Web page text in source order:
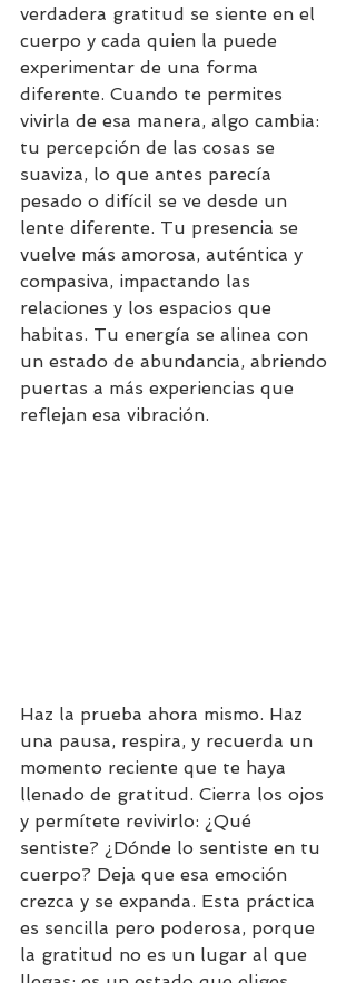
verdadera gratitud se siente en el
cuerpo y cada quien la puede
experimentar de una forma
diferente. Cuando te permites
vivirla de esa manera, algo cambia:
tu percepción de las cosas se
suaviza, lo que antes parecía
pesado o difícil se ve desde un
lente diferente. Tu presencia se
vuelve más amorosa, auténtica y
compasiva, impactando las
relaciones y los espacios que
habitas. Tu energía se alinea con
un estado de abundancia, abriendo
puertas a más experiencias que
reflejan esa vibración.
Haz la prueba ahora mismo. Haz
una pausa, respira, y recuerda un
momento reciente que te haya
llenado de gratitud. Cierra los ojos
y permítete revivirlo: ¿Qué
sentiste? ¿Dónde lo sentiste en tu
cuerpo? Deja que esa emoción
crezca y se expanda. Esta práctica
es sencilla pero poderosa, porque
la gratitud no es un lugar al que